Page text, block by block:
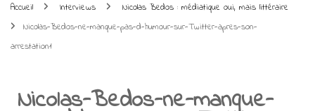
Accueil Interviews
Nicolas Bedos : médiatique oui, mais littéraire
Nicolas-Bedos-ne-manque-pas-d-humour-sur-Twitter-apres-son-
arrestation1
Nicolas-Bedos-ne-manque-